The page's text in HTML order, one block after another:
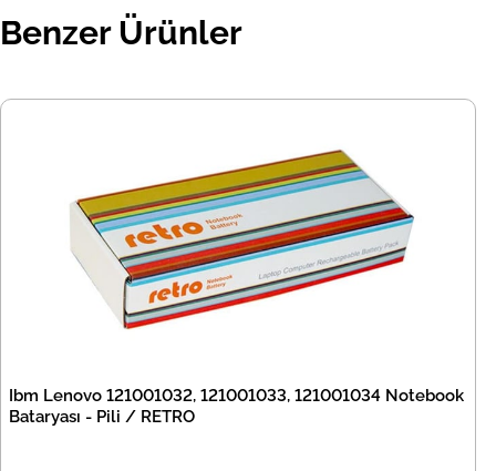
Benzer Ürünler
Ibm Lenovo 121001032, 121001033, 121001034 Notebook
Bataryası - Pili / RETRO